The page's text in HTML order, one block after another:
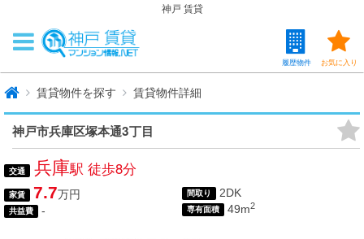
神戸 賃貸
お気に入り
履歴物件
賃貸物件を探す 賃貸物件詳細
神戸市兵庫区塚本通3丁目
交通 兵庫駅 徒歩8分
家賃 7.7万円
共益費 -
間取り 2DK
専有面積 49m2